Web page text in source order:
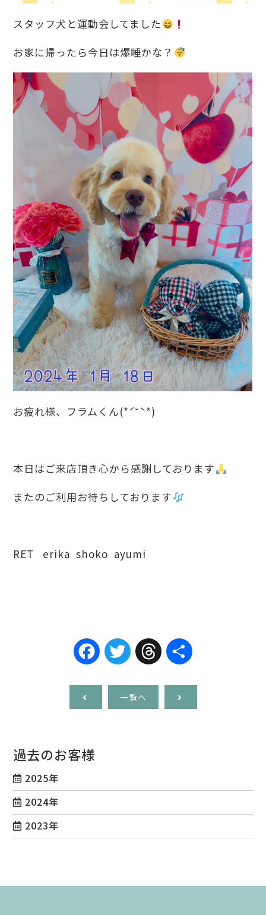
スタッフ犬と運動会してました
お家に帰ったら今日は爆睡かな？
お疲れ様、フラムくん(*ˊ˘ˋ*)
本日はご来店頂き心から感謝しております
またのご利用お待ちしております
RET erika shoko ayumi
FacebookTwitterThreads
一覧へ
過去のお客様
2025年
2024年
2023年